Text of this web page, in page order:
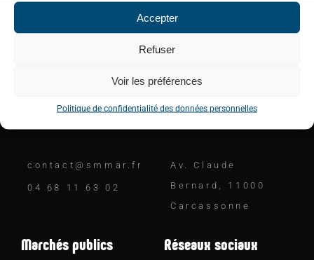
Accepter
Refuser
Voir les préférences
Politique de confidentialité des données personnelles
Unis pour une gestion équilibrée de notre
ressource en eau.
Contactez-nous
contact@smmar.fr
04 68 11 63 02
Adresse
Av. Claude
Bernard, 11000
Carcassonne
Marchés publics Réseaux sociaux